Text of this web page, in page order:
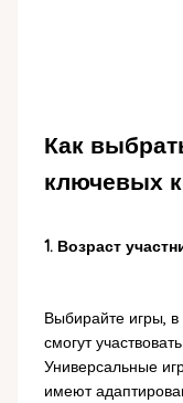
Как
ключевых
1. Возраст
Выбирайте игры,
смогут
Универсальные
имеют